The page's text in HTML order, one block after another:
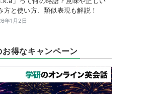
方と使い方、類似表現も解説！
年1月2日
得なキャンペーン